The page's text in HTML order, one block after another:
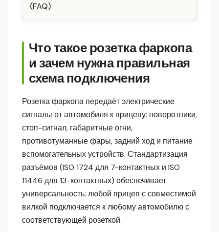
(FAQ)
Что такое розетка фаркопа
и зачем нужна правильная
схема подключения
Розетка фаркопа передаёт электрические
сигналы от автомобиля к прицепу: поворотники,
стоп-сигнал, габаритные огни,
противотуманные фары, задний ход и питание
вспомогательных устройств. Стандартизация
разъёмов (ISO 1724 для 7-контактных и ISO
11446 для 13-контактных) обеспечивает
универсальность: любой прицеп с совместимой
вилкой подключается к любому автомобилю с
соответствующей розеткой.